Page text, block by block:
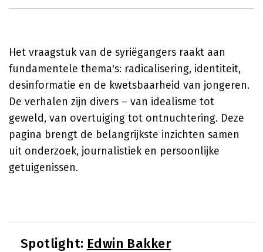
Het vraagstuk van de syriëgangers raakt aan
fundamentele thema's: radicalisering, identiteit,
desinformatie en de kwetsbaarheid van jongeren.
De verhalen zijn divers – van idealisme tot
geweld, van overtuiging tot ontnuchtering. Deze
pagina brengt de belangrijkste inzichten samen
uit onderzoek, journalistiek en persoonlijke
getuigenissen.
Spotlight: Edwin Bakker